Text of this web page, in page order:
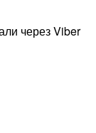
через Viber